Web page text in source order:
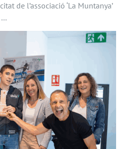
de l’associació ‘La Muntanya’
…